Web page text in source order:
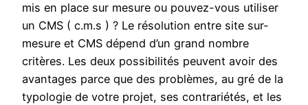
mis en place sur mesure ou pouvez-vous utiliser
un CMS ( c.m.s ) ? Le résolution entre site sur-
mesure et CMS dépend d’un grand nombre
critères. Les deux possibilités peuvent avoir des
avantages parce que des problèmes, au gré de la
typologie de votre projet, ses contrariétés, et les